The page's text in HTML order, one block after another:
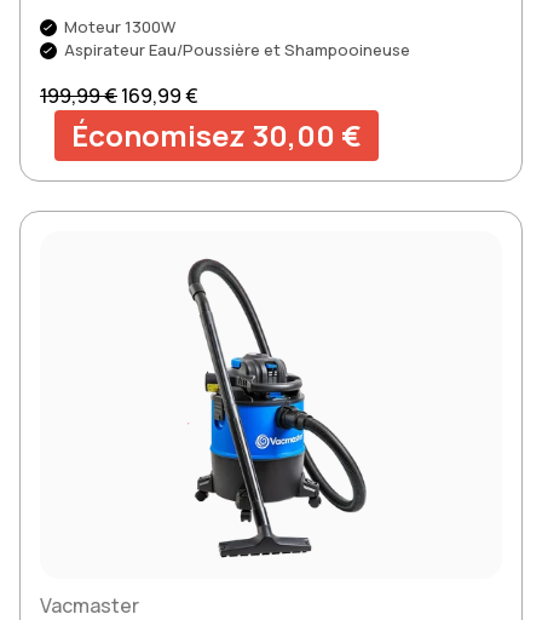
Moteur 1300W
Aspirateur Eau/Poussière et Shampooineuse
Prix normal
199,99 €Prix soldé
169,99 €
Économisez 30,00 €
Vacmaster